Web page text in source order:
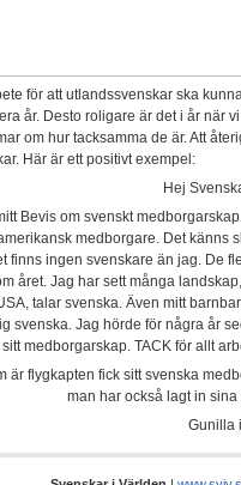
för att utlandssvenskar ska
år. Desto roligare är det i år när
om hur tacksamma de är. Att
Här är ett positivt exempel:
Hej
Bevis om svenskt
medborgare. Det känns
finns ingen svenskare än jag. De
året. Jag har sett många
talar svenska. Även mitt
svenska. Jag hörde för några år
sitt medborgarskap. TACK för allt
är flygkapten fick sitt svenska
man har också lagt in
Gunilla